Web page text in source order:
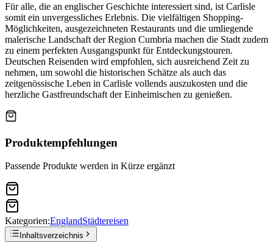
Für alle, die an englischer Geschichte interessiert sind, ist Carlisle
somit ein unvergessliches Erlebnis. Die vielfältigen Shopping-
Möglichkeiten, ausgezeichneten Restaurants und die umliegende
malerische Landschaft der Region Cumbria machen die Stadt zudem
zu einem perfekten Ausgangspunkt für Entdeckungstouren.
Deutschen Reisenden wird empfohlen, sich ausreichend Zeit zu
nehmen, um sowohl die historischen Schätze als auch das
zeitgenössische Leben in Carlisle vollends auszukosten und die
herzliche Gastfreundschaft der Einheimischen zu genießen.
Produktempfehlungen
Passende Produkte werden in Kürze ergänzt
Kategorien:EnglandStädtereisen
Inhaltsverzeichnis